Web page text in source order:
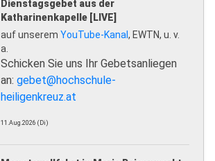
Dienstagsgebet aus der
Katharinenkapelle [LIVE]
auf unserem YouTube-Kanal, EWTN, u. v.
a.
Schicken Sie uns Ihr Gebetsanliegen
an: gebet@hochschule-
heiligenkreuz.at
11.Aug.2026 (Di)